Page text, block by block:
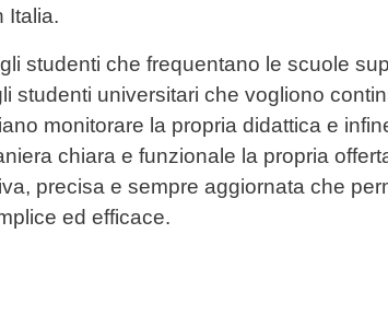
Italia.
studenti che frequentano le scuole
studenti universitari che vogliono
monitorare la propria didattica e
chiara e funzionale la propria
precisa e sempre aggiornata che
ed efficace.